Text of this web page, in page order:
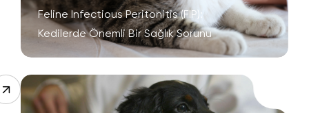
Feline Infectious Peritonitis (FIP):
Kedilerde Önemli Bir Sağlık Sorunu